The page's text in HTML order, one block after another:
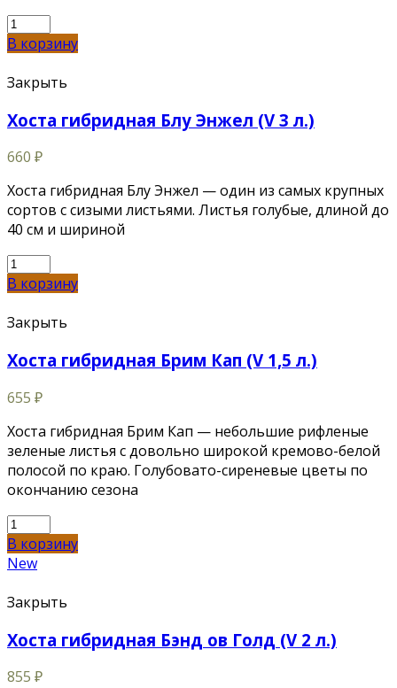
В корзину
Закрыть
Хоста гибридная Блу Энжел (V 3 л.)
660 ₽
Хоста гибридная Блу Энжел — один из самых крупных
сортов с сизыми листьями. Листья голубые, длиной до
40 см и шириной
В корзину
Закрыть
Хоста гибридная Брим Кап (V 1,5 л.)
655 ₽
Хоста гибридная Брим Кап — небольшие рифленые
зеленые листья с довольно широкой кремово-белой
полосой по краю. Голубовато-сиреневые цветы по
окончанию сезона
В корзину
New
Закрыть
Хоста гибридная Бэнд ов Голд (V 2 л.)
855 ₽